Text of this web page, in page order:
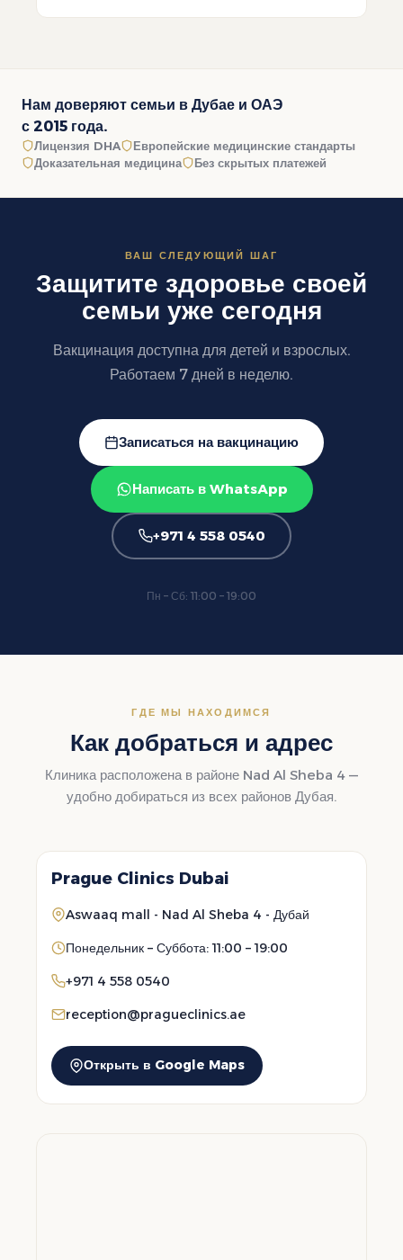
Нам доверяют семьи в Дубае и ОАЭ
с 2015 года.
Лицензия DHA
Европейские медицинские стандарты
Доказательная медицина
Без скрытых платежей
ВАШ СЛЕДУЮЩИЙ ШАГ
Защитите здоровье своей
семьи уже сегодня
Вакцинация доступна для детей и взрослых.
Работаем 7 дней в неделю.
Записаться на вакцинацию
Написать в WhatsApp
+971 4 558 0540
Пн – Сб: 11:00 – 19:00
ГДЕ МЫ НАХОДИМСЯ
Как добраться и адрес
Клиника расположена в районе Nad Al Sheba 4 —
удобно добираться из всех районов Дубая.
Prague Clinics Dubai
Aswaaq mall - Nad Al Sheba 4 - Дубай
Понедельник – Суббота: 11:00 – 19:00
+971 4 558 0540
reception@pragueclinics.ae
Открыть в Google Maps